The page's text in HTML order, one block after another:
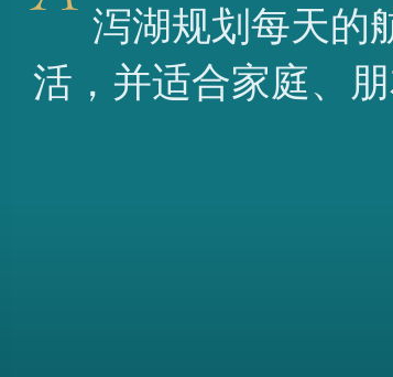
泻湖规划每天的
活，并适合家庭、朋